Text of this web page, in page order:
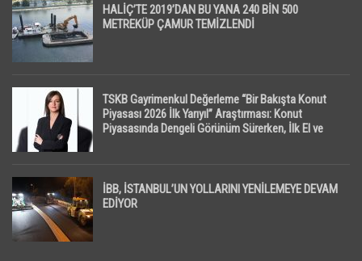
HALİÇ’TE 2019’DAN BU YANA 240 BİN 500
METREKÜP ÇAMUR TEMİZLENDİ
TSKB Gayrimenkul Değerleme “Bir Bakışta Konut
Piyasası 2026 İlk Yarıyıl” Araştırması: Konut
Piyasasında Dengeli Görünüm Sürerken, İlk El ve
İBB, İSTANBUL’UN YOLLARINI YENİLEMEYE DEVAM
EDİYOR